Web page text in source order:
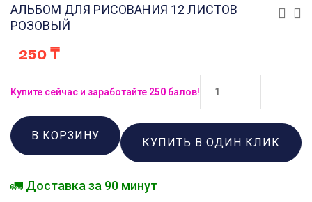
АЛЬБОМ ДЛЯ РИСОВАНИЯ 12 ЛИСТОВ
РОЗОВЫЙ
250₸
Купите сейчас и заработайте 250 балов!
В КОРЗИНУ
КУПИТЬ В ОДИН КЛИК
🚛 Доставка за 90 минут